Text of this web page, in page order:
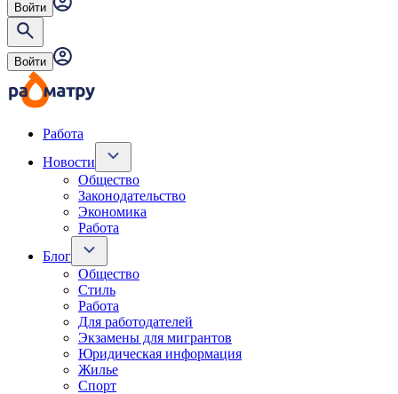
Войти
Войти
Работа
Новости
Общество
Законодательство
Экономика
Работа
Блог
Общество
Стиль
Работа
Для работодателей
Экзамены для мигрантов
Юридическая информация
Жилье
Спорт